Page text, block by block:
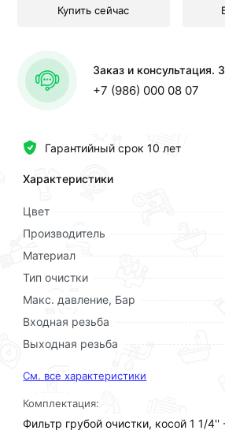
Гарантийный срок 10 лет
Характеристики
Цвет
Производитель
Материал
Тип очистки
Макс. давление, Бар
Входная резьба
Выходная резьба
См. все характеристики
Комплектация:
Фильтр грубой очистки, косой 1 1/4''
Купить сейчас
Заказ и консультация.
+7 (986) 000 08 07